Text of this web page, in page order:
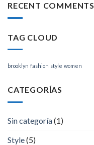
RECENT COMMENTS
TAG CLOUD
brooklyn fashion style women
CATEGORÍAS
Sin categoría(1)
Style(5)